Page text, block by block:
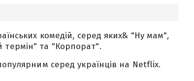
комедій, серед яких& "Ну мам",
та "Корпорат".
серед українців на Netflix.